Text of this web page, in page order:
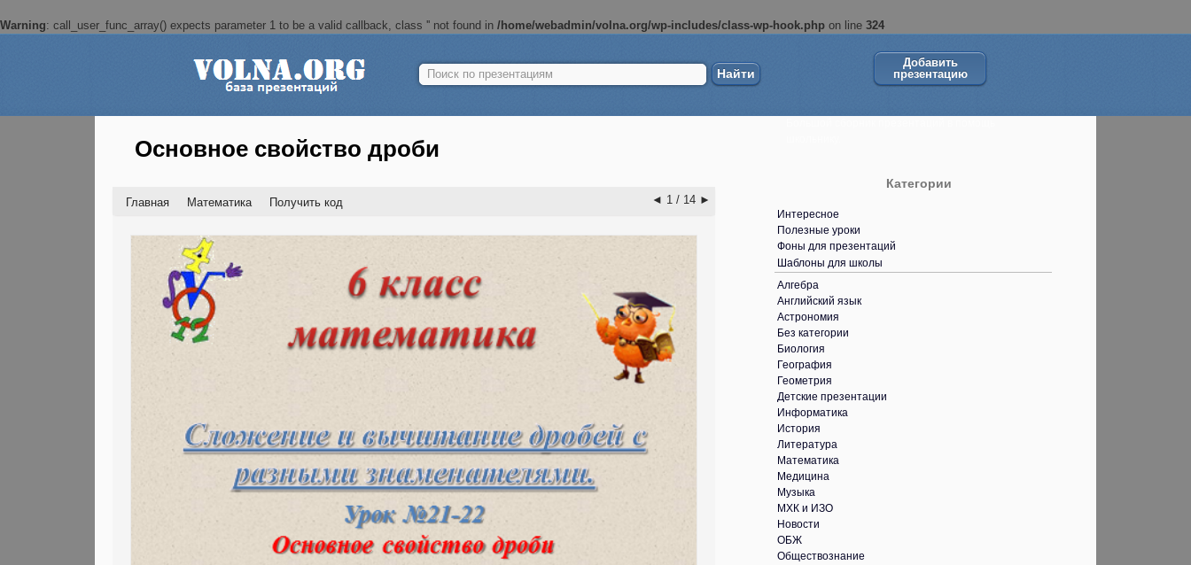
Warning: call_user_func_array() expects parameter 1 to be a valid callback, class '' not found in /home/webadmin/volna.org/wp-includes/class-wp-hook.php on line 324
Найти:
Добавить
презентацию
Основное свойство дроби
Главная Математика Получить код ◄ 1 / 14 ►
Категории
Интересное
Полезные уроки
Фоны для презентаций
Шаблоны для школы
Алгебра
Английский язык
Астрономия
Без категории
Биология
География
Геометрия
Детские презентации
Информатика
История
Литература
Математика
Медицина
Музыка
МХК и ИЗО
Новости
ОБЖ
Обществознание